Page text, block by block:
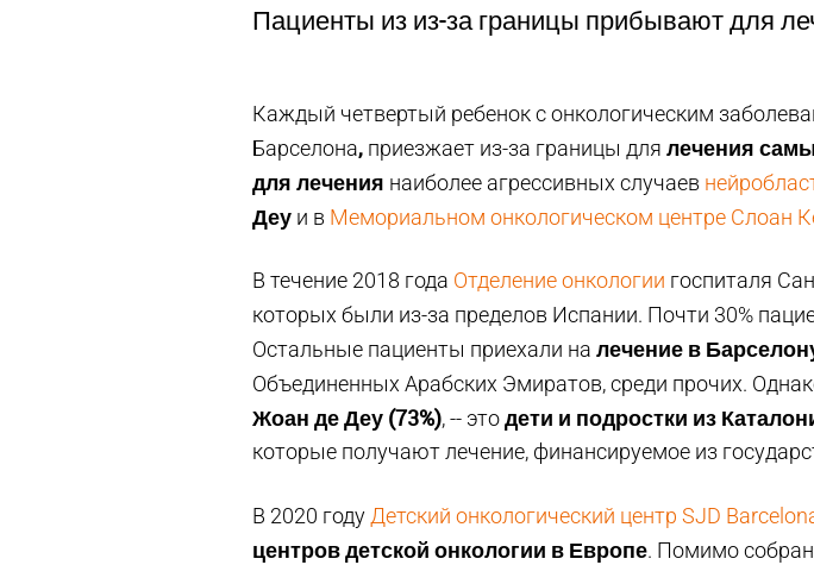
Пациенты из из-за границы прибывают для
Каждый четвертый ребенок с онкологическим
Барселона, приезжает из-за границы для лечения
для лечения наиболее агрессивных случаев
Деу и в Мемориальном онкологическом центре Слоан
В течение 2018 года Отделение онкологии госпиталя
которых были из-за пределов Испании. Почти 30%
Остальные пациенты приехали на лечение в
Объединенных Арабских Эмиратов, среди прочих.
Жоан де Деу (73%), -- этодети и подростки из
которые получают лечение, финансируемое из
В 2020 году Детский онкологический центр SJD
центров детской онкологии в Европе. Помимо